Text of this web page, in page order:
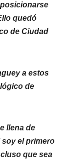
quedó
de Ciudad
a estos
de
llena de
el primero
que sea